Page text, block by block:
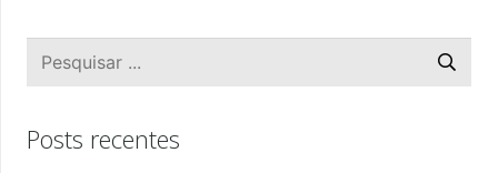
Posts recentes